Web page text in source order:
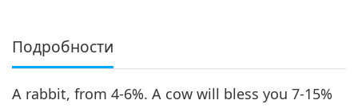
Подробности
A rabbit, from 4-6%. A cow will bless you 7-15%